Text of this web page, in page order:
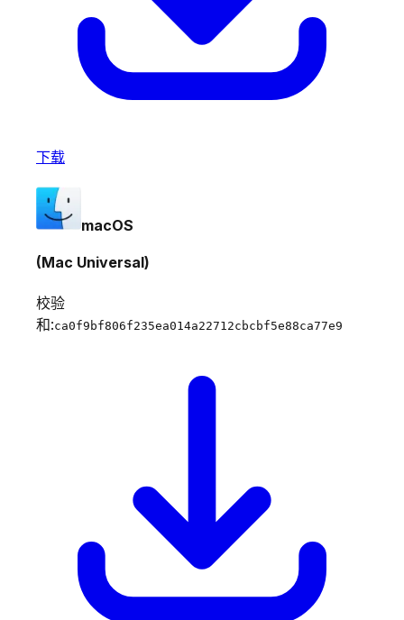
下载
macOS
(Mac Universal)
校验
和:ca0f9bf806f235ea014a22712cbcbf5e88ca77e9